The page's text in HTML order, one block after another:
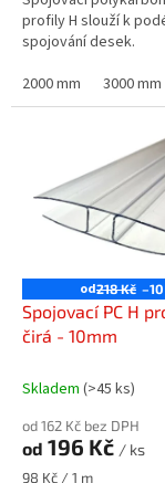
profily H slouží k
spojování desek.
2000 mm
3000 mm
od218 Kč
Spojovací PC H
čirá - 10mm
Skladem (>45 ks)
od 162 Kč bez DPH
od 196 Kč / ks
Měrná
98 Kč / 1 m